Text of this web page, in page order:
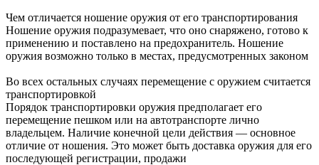
Чем отличается ношение оружия от его транспортирования
Ношение оружия подразумевает, что оно снаряжено, готово к
применению и поставлено на предохранитель. Ношение
оружия возможно только в местах, предусмотренных законом
Во всех остальных случаях перемещение с оружием считается
транспортировкой
Порядок транспортировки оружия предполагает его
перемещение пешком или на автотранспорте лично
владельцем. Наличие конечной цели действия — основное
отличие от ношения. Это может быть доставка оружия для его
последующей регистрации, продажи